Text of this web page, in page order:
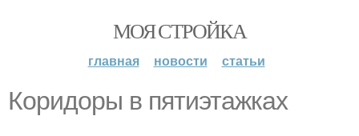
МОЯ СТРОЙКА
главная новости статьи
Коридоры в пятиэтажках